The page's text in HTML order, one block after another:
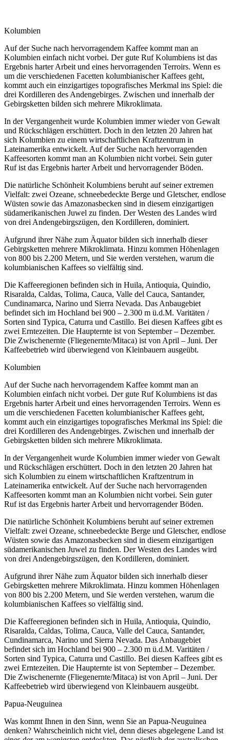
Kolumbien
Auf der Suche nach hervorragendem Kaffee kommt man an
Kolumbien einfach nicht vorbei. Der gute Ruf Kolumbiens ist das
Ergebnis harter Arbeit und eines hervorragenden Terroirs. Wenn es
um die verschiedenen Facetten kolumbianischer Kaffees geht,
kommt auch ein einzigartiges topografisches Merkmal ins Spiel: die
drei Kordilleren des Andengebirges. Zwischen und innerhalb der
Gebirgsketten bilden sich mehrere Mikroklimata.
In der Vergangenheit wurde Kolumbien immer wieder von Gewalt
und Rückschlägen erschüttert. Doch in den letzten 20 Jahren hat
sich Kolumbien zu einem wirtschaftlichen Kraftzentrum in
Lateinamerika entwickelt. Auf der Suche nach hervorragenden
Kaffeesorten kommt man an Kolumbien nicht vorbei. Sein guter
Ruf ist das Ergebnis harter Arbeit und hervorragender Böden.
Die natürliche Schönheit Kolumbiens beruht auf seiner extremen
Vielfalt: zwei Ozeane, schneebedeckte Berge und Gletscher, endlose
Wüsten sowie das Amazonasbecken sind in diesem einzigartigen
südamerikanischen Juwel zu finden. Der Westen des Landes wird
von drei Andengebirgszügen, den Kordilleren, dominiert.
Aufgrund ihrer Nähe zum Äquator bilden sich innerhalb dieser
Gebirgsketten mehrere Mikroklimata. Hinzu kommen Höhenlagen
von 800 bis 2.200 Metern, und Sie werden verstehen, warum die
kolumbianischen Kaffees so vielfältig sind.
Die Kaffeeregionen befinden sich in Huila, Antioquia, Quindio,
Risaralda, Caldas, Tolima, Cauca, Valle del Cauca, Santander,
Cundinamarca, Narino und Sierra Nevada. Das Anbaugebiet
befindet sich im Hochland bei 900 – 2.300 m ü.d.M. Varitäten /
Sorten sind Typica, Caturra und Castillo. Bei diesen Kaffees gibt es
zwei Erntezeiten. Die Haupternte ist von September – Dezember.
Die Zwischenernte (Fliegenernte/Mitaca) ist von April – Juni. Der
Kaffeebetrieb wird überwiegend von Kleinbauern ausgeübt.
Kolumbien
Auf der Suche nach hervorragendem Kaffee kommt man an
Kolumbien einfach nicht vorbei. Der gute Ruf Kolumbiens ist das
Ergebnis harter Arbeit und eines hervorragenden Terroirs. Wenn es
um die verschiedenen Facetten kolumbianischer Kaffees geht,
kommt auch ein einzigartiges topografisches Merkmal ins Spiel: die
drei Kordilleren des Andengebirges. Zwischen und innerhalb der
Gebirgsketten bilden sich mehrere Mikroklimata.
In der Vergangenheit wurde Kolumbien immer wieder von Gewalt
und Rückschlägen erschüttert. Doch in den letzten 20 Jahren hat
sich Kolumbien zu einem wirtschaftlichen Kraftzentrum in
Lateinamerika entwickelt. Auf der Suche nach hervorragenden
Kaffeesorten kommt man an Kolumbien nicht vorbei. Sein guter
Ruf ist das Ergebnis harter Arbeit und hervorragender Böden.
Die natürliche Schönheit Kolumbiens beruht auf seiner extremen
Vielfalt: zwei Ozeane, schneebedeckte Berge und Gletscher, endlose
Wüsten sowie das Amazonasbecken sind in diesem einzigartigen
südamerikanischen Juwel zu finden. Der Westen des Landes wird
von drei Andengebirgszügen, den Kordilleren, dominiert.
Aufgrund ihrer Nähe zum Äquator bilden sich innerhalb dieser
Gebirgsketten mehrere Mikroklimata. Hinzu kommen Höhenlagen
von 800 bis 2.200 Metern, und Sie werden verstehen, warum die
kolumbianischen Kaffees so vielfältig sind.
Die Kaffeeregionen befinden sich in Huila, Antioquia, Quindio,
Risaralda, Caldas, Tolima, Cauca, Valle del Cauca, Santander,
Cundinamarca, Narino und Sierra Nevada. Das Anbaugebiet
befindet sich im Hochland bei 900 – 2.300 m ü.d.M. Varitäten /
Sorten sind Typica, Caturra und Castillo. Bei diesen Kaffees gibt es
zwei Erntezeiten. Die Haupternte ist von September – Dezember.
Die Zwischenernte (Fliegenernte/Mitaca) ist von April – Juni. Der
Kaffeebetrieb wird überwiegend von Kleinbauern ausgeübt.
Papua-Neuguinea
Was kommt Ihnen in den Sinn, wenn Sie an Papua-Neuguinea
denken? Wahrscheinlich nicht viel, denn dieses abgelegene Land ist